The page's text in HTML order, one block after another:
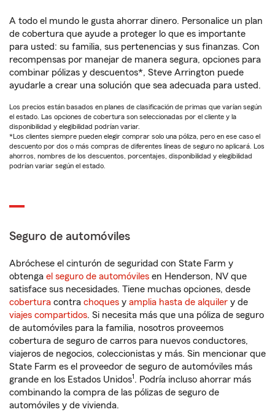
A todo el mundo le gusta ahorrar dinero. Personalice un plan
de cobertura que ayude a proteger lo que es importante
para usted: su familia, sus pertenencias y sus finanzas. Con
recompensas por manejar de manera segura, opciones para
combinar pólizas y descuentos*, Steve Arrington puede
ayudarle a crear una solución que sea adecuada para usted.
Los precios están basados en planes de clasificación de primas que varían según
el estado. Las opciones de cobertura son seleccionadas por el cliente y la
disponibilidad y elegibilidad podrían variar.
*Los clientes siempre pueden elegir comprar solo una póliza, pero en ese caso el
descuento por dos o más compras de diferentes líneas de seguro no aplicará. Los
ahorros, nombres de los descuentos, porcentajes, disponibilidad y elegibilidad
podrían variar según el estado.
Seguro de automóviles
Abróchese el cinturón de seguridad con State Farm y
obtenga el seguro de automóviles en Henderson, NV que
satisface sus necesidades. Tiene muchas opciones, desde
cobertura contra choques y amplia hasta de alquiler y de
viajes compartidos. Si necesita más que una póliza de seguro
de automóviles para la familia, nosotros proveemos
cobertura de seguro de carros para nuevos conductores,
viajeros de negocios, coleccionistas y más. Sin mencionar que
State Farm es el proveedor de seguro de automóviles más
grande en los Estados Unidos1. Podría incluso ahorrar más
combinando la compra de las pólizas de seguro de
automóviles y de vivienda.